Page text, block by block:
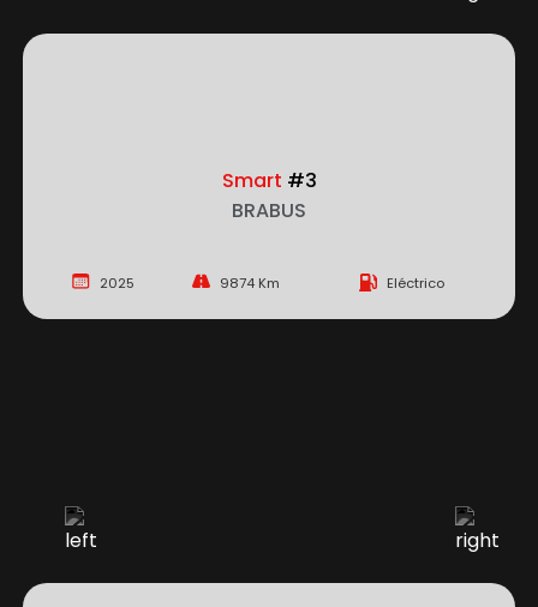
Smart #3
BRABUS
2025 9874 Km Eléctrico